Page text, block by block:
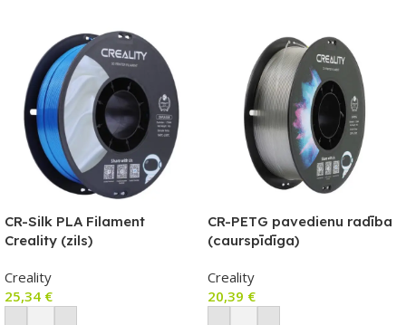
CR-Silk PLA Filament
Creality (zils)
Creality
25,34 €
CR-PETG pavedienu radība
(caurspīdīga)
Creality
20,39 €